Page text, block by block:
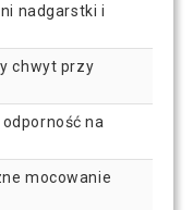
nadgarstki i
chwyt przy
na
mocowanie